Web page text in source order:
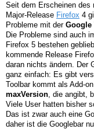
Seit dem Erscheinen des
Major-Release Firefox 4
Probleme mit der Google
Die Probleme sind auch
Firefox 5 bestehen
kommende Release
daran nichts ändern. Der
ganz einfach: Es gibt
Toolbar kommt als Add-
maxVersion, die angibt,
Viele User hatten bisher
Das ist zwar auch eine
daher ist die Googlebar